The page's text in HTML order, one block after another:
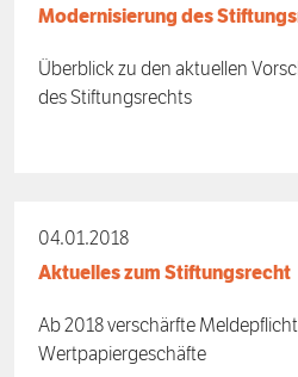
Modernisierung des
Überblick zu den aktuellen
des Stiftungsrechts
04.01.2018
Aktuelles zum Stiftungsrecht
Ab 2018 verschärfte
Wertpapiergeschäfte